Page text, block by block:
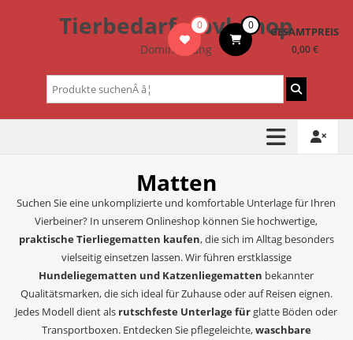
Tierbedarf – bvl-Shop
Dominik Lang
0 0 GESAMTPREIS
0,00 €
Suchen
nach:
Matten
Suchen Sie eine unkomplizierte und komfortable Unterlage für Ihren
Vierbeiner? In unserem Onlineshop können Sie hochwertige,
praktische Tierliegematten kaufen, die sich im Alltag besonders
vielseitig einsetzen lassen. Wir führen erstklassige
Hundeliegematten und Katzenliegematten bekannter
Qualitätsmarken, die sich ideal für Zuhause oder auf Reisen eignen.
Jedes Modell dient als rutschfeste Unterlage fürglatte Böden oder
Transportboxen. Entdecken Sie pflegeleichte,waschbare